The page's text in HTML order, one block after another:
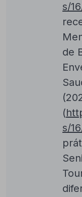
s/
de
(
s/